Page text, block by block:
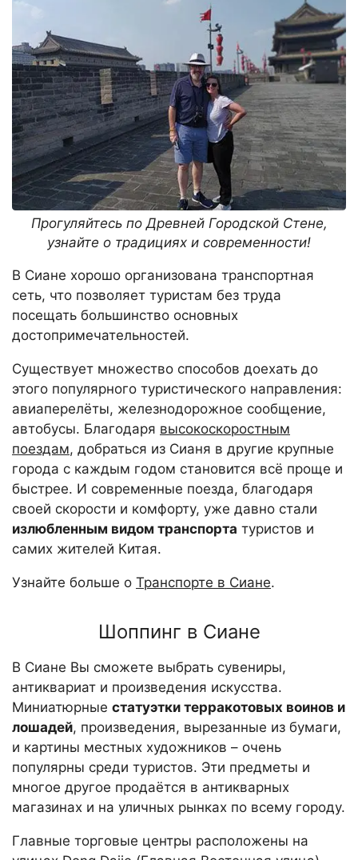
Прогуляйтесь по Древней Городской Стене,
узнайте о традициях и современности!
В Сиане хорошо организована транспортная
сеть, что позволяет туристам без труда
посещать большинство основных
достопримечательностей.
Существует множество способов доехать до
этого популярного туристического направления:
авиаперелёты, железнодорожное сообщение,
автобусы. Благодаря высокоскоростным
поездам, добраться из Сианя в другие крупные
города с каждым годом становится всё проще и
быстрее. И современные поезда, благодаря
своей скорости и комфорту, уже давно стали
излюбленным видом транспорта туристов и
самих жителей Китая.
Узнайте больше о Транспорте в Сиане.
Шоппинг в Сиане
В Сиане Вы сможете выбрать сувениры,
антиквариат и произведения искусства.
Миниатюрные статуэтки терракотовых воинов и
лошадей, произведения, вырезанные из бумаги,
и картины местных художников – очень
популярны среди туристов. Эти предметы и
многое другое продаётся в антикварных
магазинах и на уличных рынках по всему городу.
Главные торговые центры расположены на